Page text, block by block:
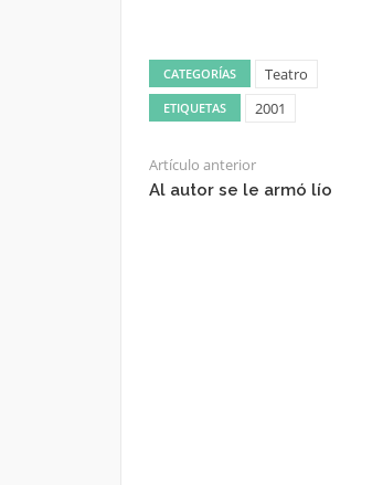
CATEGORÍAS Teatro
ETIQUETAS 2001
Artículo anterior
Al autor se le armó lío